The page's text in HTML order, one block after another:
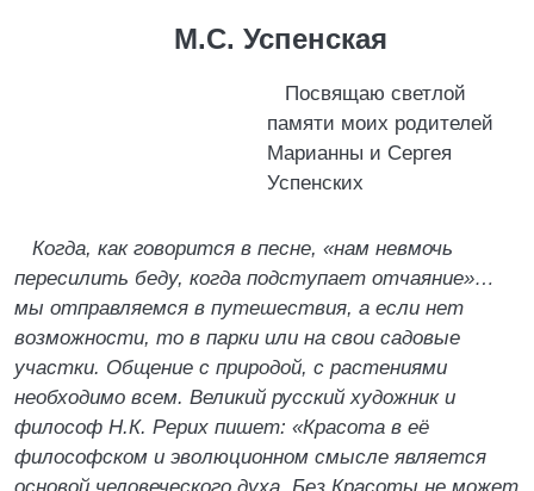
М.С. Успенская
Посвящаю светлой
памяти моих родителей
Марианны и Сергея
Успенских
Когда, как говорится в песне, «нам невмочь
пересилить беду, когда подступает отчаяние»…
мы отправляемся в путешествия, а если нет
возможности, то в парки или на свои садовые
участки. Общение с природой, с растениями
необходимо всем. Великий русский художник и
философ Н.К. Рерих пишет: «Красота в её
философском и эволюционном смысле является